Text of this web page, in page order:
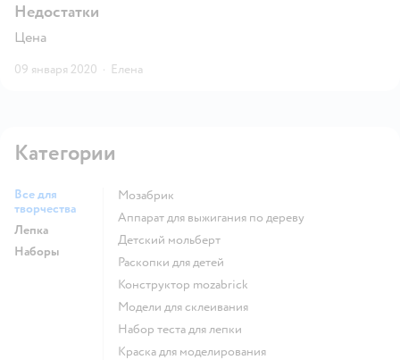
Недостатки
Цена
09 января 2020 · Елена
Категории
Все для
творчества
Лепка
Наборы
Мозабрик
Аппарат для выжигания по дереву
Детский мольберт
Раскопки для детей
Конструктор mozabrick
Модели для склеивания
Набор теста для лепки
Краска для моделирования